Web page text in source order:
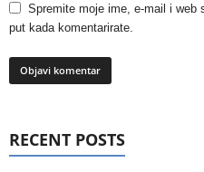
Spremite moje ime, e-mail i web
put kada komentarirate.
RECENT POSTS